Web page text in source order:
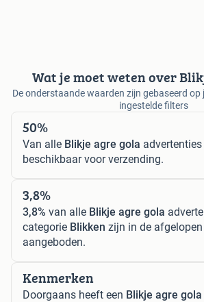
Wat je moet weten over
De onderstaande waarden zijn gebaseerd op
ingestelde filters
50%
Van alle Blikje agre gola
beschikbaar voor verzending.
3,8%
3,8% van alle Blikje agre gola
categorie Blikken zijn in de
aangeboden.
Kenmerken
Doorgaans heeft een Blikje agre gola